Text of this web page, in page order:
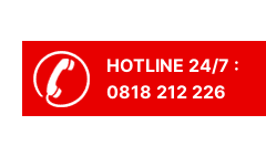
HOTLINE 24/7 :
0818 212 226